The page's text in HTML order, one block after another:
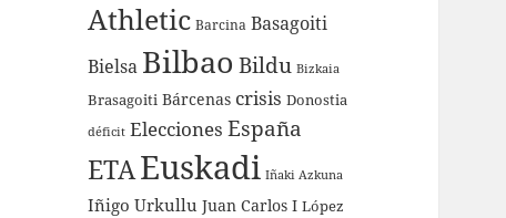
Athletic Barcina Basagoiti
Bielsa Bilbao Bildu Bizkaia
Brasagoiti Bárcenas crisis Donostia
déficit Elecciones España
ETAEuskadi Iñaki Azkuna
Iñigo Urkullu Juan Carlos I López